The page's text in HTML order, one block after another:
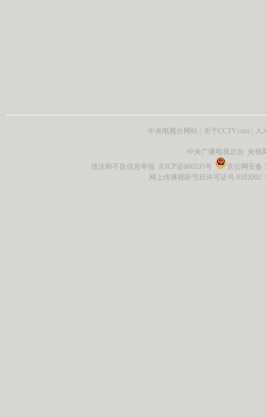
中央电视台网站 | 关于CCTV.com | 人
中央广播电视总台 央视
违法和不良信息举报 京ICP证060535号
京公网安备
网上传播视听节目许可证号 0102002